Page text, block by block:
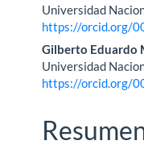
Universidad
https://orcid.org/
Gilberto Eduardo
Universidad
https://orcid.org/